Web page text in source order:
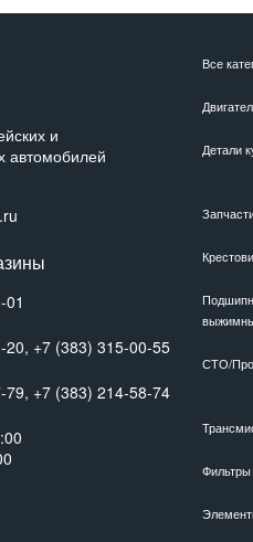
и
автомобилей
01
20, +7 (383) 315-00-55
79, +7 (383) 214-58-74
Все
Детали
СТО/
Фильтры